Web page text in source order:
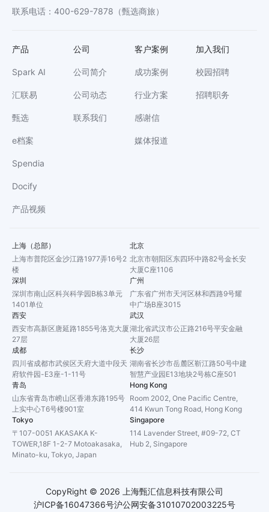
联系电话 ： 400-629-7878 （甄选商旅）
产品
Spark AI
汇联易
甄选
e档案
Spendia
Docify
产品视频
公司
公司简介
公司动态
联系我们
客户案例
成功案例
行业方案
感谢信
媒体报道
加入我们
校园招聘
招聘职务
上海（总部）
上海市普陀区金沙江路1977弄16号2
楼
北京
北京市朝阳区东四环中路82号金长安
大厦C座1106
深圳
深圳市南山区科兴科学园B栋3单元
1401单位
广州
广东省广州市天河区林和西路9号耀
中广场B座3015
西安
西安市高新区唐延路1855号洛克大厦
27层
武汉
湖北省武汉市公正路216号平安金融
大厦26层
成都
四川省成都市武侯区天府大道中段天
府软件园-E3座-1-11号
长沙
湖南省长沙市岳麓区靳江路50号中建
智慧产业园E13地块2号栋C座501
青岛
山东省青岛市崂山区香港东路195号
上实中心T6号楼901室
Hong Kong
Room 2002, One Pacific Centre,
414 Kwun Tong Road, Hong Kong
Tokyo
〒107-0051 AKASAKA K-
TOWER,18F 1-2-7 Motoakasaka,
Minato-ku, Tokyo, Japan
Singapore
114 Lavender Street, #09-72, CT
Hub 2, Singapore
沪ICP备16047366号沪公网安备31010702003225号
CopyRight © 2026 上海甄汇信息科技有限公司